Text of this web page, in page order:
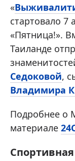
«
стартовало 7
«Пятница!».
Таиланде
Седоковой,
Владимира
Подробнее о
материале